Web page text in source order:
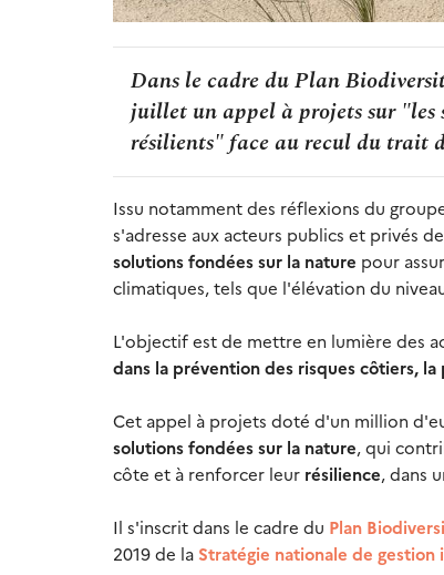
Dans le cadre du Plan
juillet un appel à projets sur
résilients" face au recul du trait
Issu notamment des réflexions du
s'adresse aux acteurs publics et privés
solutions fondées sur la nature pour
climatiques, tels que l'élévation du
L'objectif est de mettre en lumière des
dans la prévention des risques côtiers,
Cet appel à projets doté d'un million
solutions fondées sur la nature, qui
côte et à renforcer leur résilience, dans
Il s'inscrit dans le cadre du Plan
2019 de la Stratégie nationale de